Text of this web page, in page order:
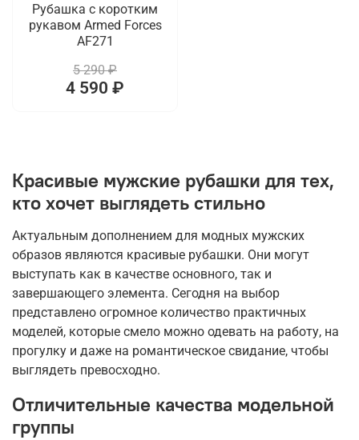
Рубашка с коротким
рукавом Armed Forces
AF271
5 290 ₽
4 590 ₽
Красивые мужские рубашки для тех,
кто хочет выглядеть стильно
Актуальным дополнением для модных мужских
образов являются красивые рубашки. Они могут
выступать как в качестве основного, так и
завершающего элемента. Сегодня на выбор
представлено огромное количество практичных
моделей, которые смело можно одевать на работу, на
прогулку и даже на романтическое свидание, чтобы
выглядеть превосходно.
Отличительные качества модельной
группы